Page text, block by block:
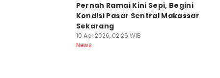
Pernah Ramai Kini Sepi, Begini
Kondisi Pasar Sentral Makassar
Sekarang
10 Apr 2026, 02:26 WIB
News